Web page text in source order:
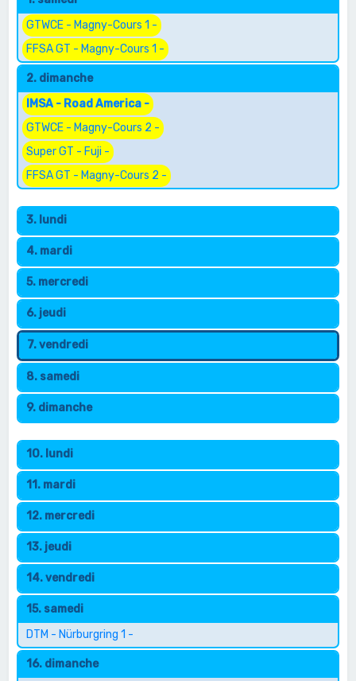
h
GTWCE - Magny-Cours 1 -
FFSA GT - Magny-Cours 1 -
2. dimanche
IMSA - Road America -
GTWCE - Magny-Cours 2 -
Super GT - Fuji -
FFSA GT - Magny-Cours 2 -
3. lundi
4. mardi
5. mercredi
6. jeudi
7. vendredi
8. samedi
9. dimanche
10. lundi
11. mardi
12. mercredi
13. jeudi
14. vendredi
15. samedi
DTM - Nürburgring 1 -
16. dimanche